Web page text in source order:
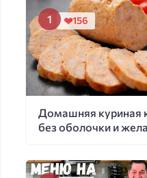
Домашняя куриная
без оболочки и
156